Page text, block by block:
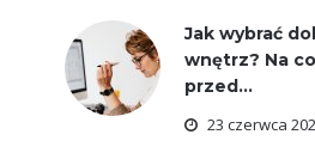
Jak wybrać
wnętrz? Na
przed...
23 czerwca